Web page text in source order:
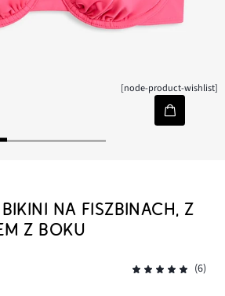
[node-product-wishlist]
NA FISZBINACH, Z
Z BOKU
(6)